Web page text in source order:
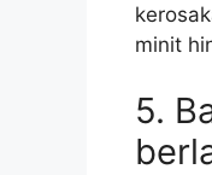
minit
5.